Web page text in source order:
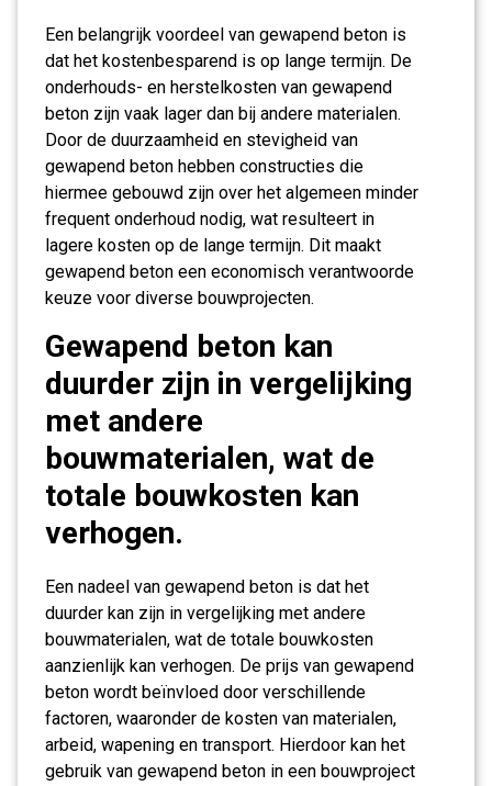
Een belangrijk voordeel van gewapend beton is
dat het kostenbesparend is op lange termijn. De
onderhouds- en herstelkosten van gewapend
beton zijn vaak lager dan bij andere materialen.
Door de duurzaamheid en stevigheid van
gewapend beton hebben constructies die
hiermee gebouwd zijn over het algemeen minder
frequent onderhoud nodig, wat resulteert in
lagere kosten op de lange termijn. Dit maakt
gewapend beton een economisch verantwoorde
keuze voor diverse bouwprojecten.
Gewapend beton kan
duurder zijn in vergelijking
met andere
bouwmaterialen, wat de
totale bouwkosten kan
verhogen.
Een nadeel van gewapend beton is dat het
duurder kan zijn in vergelijking met andere
bouwmaterialen, wat de totale bouwkosten
aanzienlijk kan verhogen. De prijs van gewapend
beton wordt beïnvloed door verschillende
factoren, waaronder de kosten van materialen,
arbeid, wapening en transport. Hierdoor kan het
gebruik van gewapend beton in een bouwproject